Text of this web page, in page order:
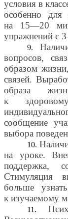
условия в
особенно
на 15—20
упражнений с
вопросов,
образом
связей.
образа
к
сообщение
выбора
на уроке.
поддержка,
Стимуляция
больше
к изучаемому